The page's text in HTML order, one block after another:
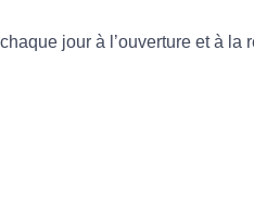
jour à l’ouverture et à la